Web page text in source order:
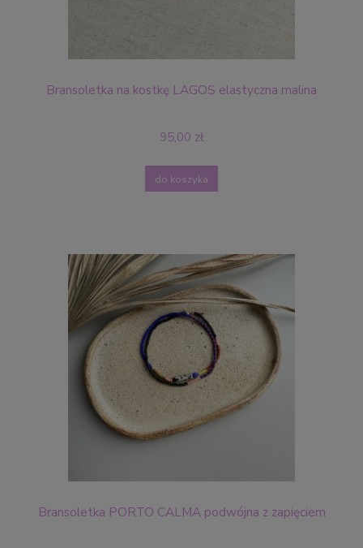
Bransoletka na kostkę LAGOS elastyczna malina
95,00 zł
do koszyka
Bransoletka PORTO CALMA podwójna z zapięciem